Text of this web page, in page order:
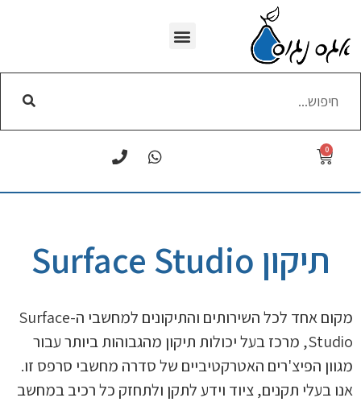
0
תיקון Surface Studio
מקום אחד לכל השירותים והתיקונים למחשבי ה-Surface
Studio, מרכז בעל יכולות תיקון מהגבוהות ביותר עבור
מגוון הפיצ'רים האטרקטיביים של סדרה מחשבי סרפס זו.
אנו בעלי תקנים, ציוד וידע לתקן ולתחזק כל רכיב במחשב